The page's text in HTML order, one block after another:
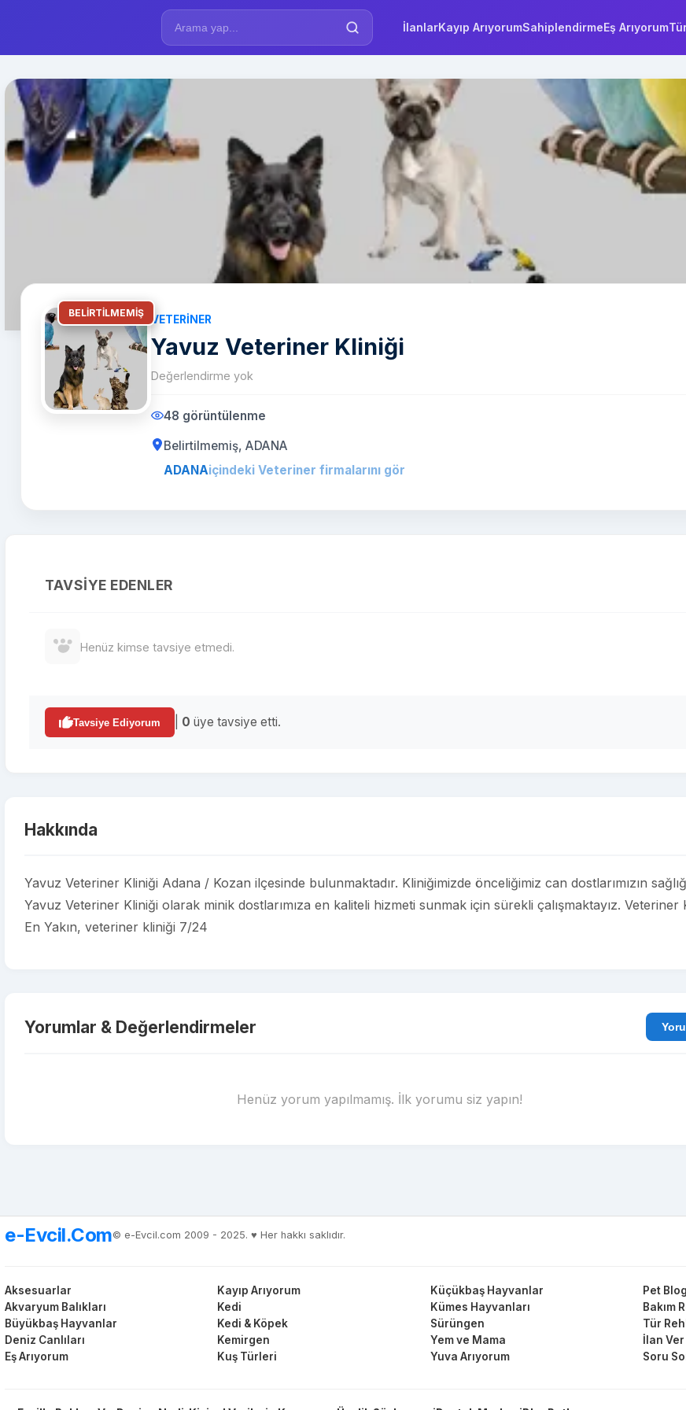
İlanlarKayıp ArıyorumSahiplendirmeEş Arıyorum
BELIRTILMEMIŞ
VETERINER
Yavuz Veteriner Kliniği
Değerlendirme yok
48 görüntülenme
Belirtilmemiş, ADANA
ADANAiçindeki Veteriner firmalarını gör
TAVSIYE EDENLER
Henüz kimse tavsiye etmedi.
Tavsiye Ediyorum 0 üye tavsiye etti.
Hakkında
Yavuz Veteriner Kliniği Adana / Kozan ilçesinde bulunmaktadır. Kliniğimizde önceliğimiz can dostlarımızın
Yavuz Veteriner Kliniği olarak minik dostlarımıza en kaliteli hizmeti sunmak için sürekli çalışmaktayız. Veteriner
En Yakın, veteriner kliniği 7/24
Yorumlar & Değerlendirmeler
Henüz yorum yapılmamış. İlk yorumu siz yapın!
e-Evcil.Com© e-Evcil.com 2009 - 2025. ♥️ Her hakkı saklıdır.
Aksesuarlar
Akvaryum Balıkları
Büyükbaş Hayvanlar
Deniz Canlıları
Eş Arıyorum
Kayıp Arıyorum
Kedi
Kedi & Köpek
Kemirgen
Kuş Türleri
Küçükbaş Hayvanlar
Kümes Hayvanları
Sürüngen
Yem ve Mama
Yuva Arıyorum
Pet Blog
Bakım
Tür
İlan Ver
Soru